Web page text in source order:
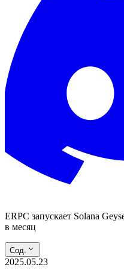
ERPC запускает Solana
в месяц
Сод.
2025.05.23